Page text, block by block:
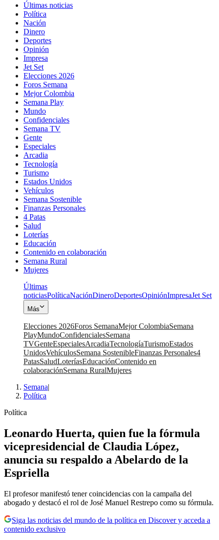
Últimas noticias
Política
Nación
Dinero
Deportes
Opinión
Impresa
Jet Set
Elecciones 2026
Foros Semana
Mejor Colombia
Semana Play
Mundo
Confidenciales
Semana TV
Gente
Especiales
Arcadia
Tecnología
Turismo
Estados Unidos
Vehículos
Semana Sostenible
Finanzas Personales
4 Patas
Salud
Loterías
Educación
Contenido en colaboración
Semana Rural
Mujeres
Últimas
noticiasPolíticaNaciónDineroDeportesOpiniónImpresaJet Set
Más
Elecciones 2026Foros SemanaMejor ColombiaSemana
PlayMundoConfidencialesSemana
TVGenteEspecialesArcadiaTecnologíaTurismoEstados
UnidosVehículosSemana SostenibleFinanzas Personales4
PatasSaludLoteríasEducaciónContenido en
colaboraciónSemana RuralMujeres
Semana|
Política
Política
Leonardo Huerta, quien fue la fórmula
vicepresidencial de Claudia López,
anuncia su respaldo a Abelardo de la
Espriella
El profesor manifestó tener coincidencias con la campaña del
abogado y destacó el rol de José Manuel Restrepo como su fórmula.
Siga las noticias del mundo de la política en Discover y acceda a
contenido exclusivo